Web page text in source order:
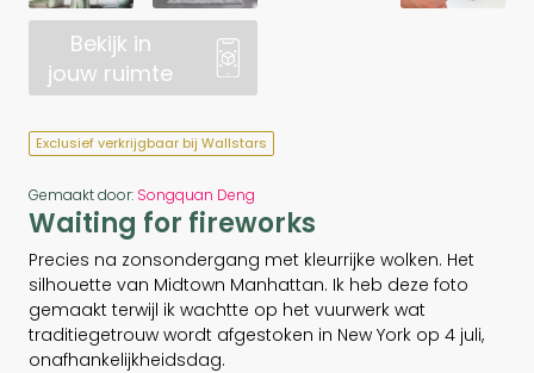
Bekijk in
jouw ruimte
Exclusief verkrijgbaar bij Wallstars
Gemaakt door: Songquan Deng
Waiting for fireworks
Precies na zonsondergang met kleurrijke wolken. Het
silhouette van Midtown Manhattan. Ik heb deze foto
gemaakt terwijl ik wachtte op het vuurwerk wat
traditiegetrouw wordt afgestoken in New York op 4 juli,
onafhankelijkheidsdag.